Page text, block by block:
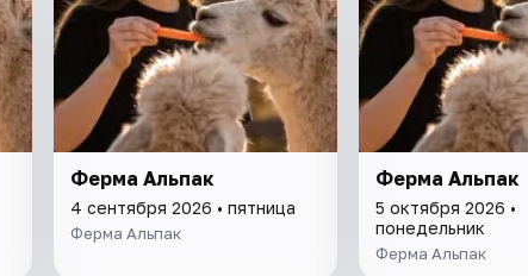
Ферма Альпак
4 сентября 2026 • пятница
Ферма Альпак
Ферма Альпак
5 октября 2026 •
понедельник
Ферма Альпак